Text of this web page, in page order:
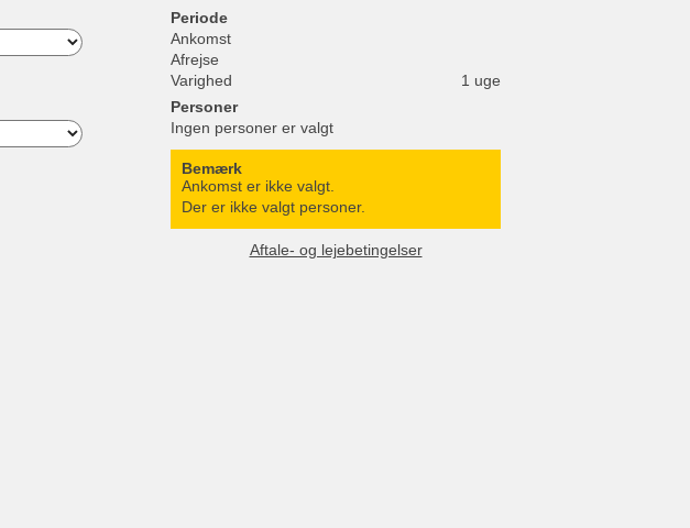
Periode
Ankomst
Afrejse
Varighed
1 uge
Personer
Ingen personer er valgt
Bemærk
Ankomst er ikke valgt.
Der er ikke valgt personer.
Aftale- og lejebetingelser